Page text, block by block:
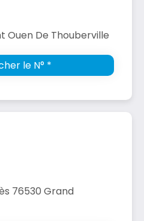
Ouen De Thouberville
le N° *
76530 Grand